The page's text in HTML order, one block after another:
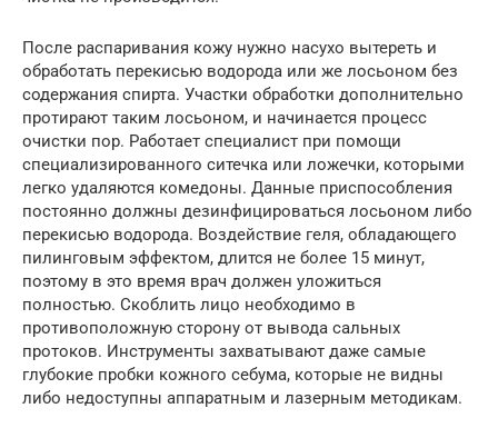
После распаривания кожу нужно насухо вытереть и
обработать перекисью водорода или же лосьоном без
содержания спирта. Участки обработки дополнительно
протирают таким лосьоном, и начинается процесс
очистки пор. Работает специалист при помощи
специализированного ситечка или ложечки, которыми
легко удаляются комедоны. Данные приспособления
постоянно должны дезинфицироваться лосьоном либо
перекисью водорода. Воздействие геля, обладающего
пилинговым эффектом, длится не более 15 минут,
поэтому в это время врач должен уложиться
полностью. Скоблить лицо необходимо в
противоположную сторону от вывода сальных
протоков. Инструменты захватывают даже самые
глубокие пробки кожного себума, которые не видны
либо недоступны аппаратным и лазерным методикам.